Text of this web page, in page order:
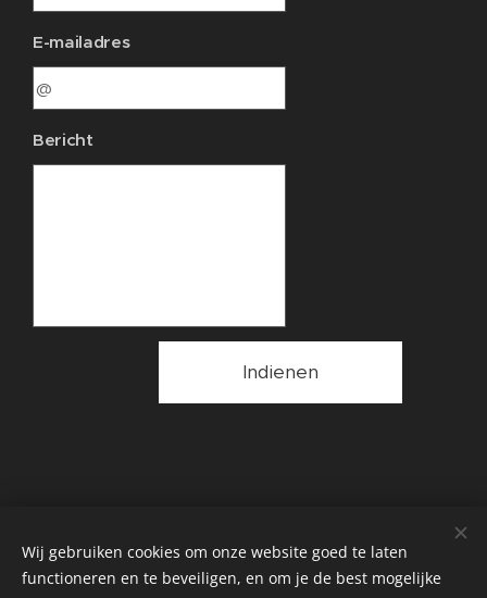
E-mailadres
Bericht
Indienen
Wij gebruiken cookies om onze website goed te laten
functioneren en te beveiligen, en om je de best mogelijke